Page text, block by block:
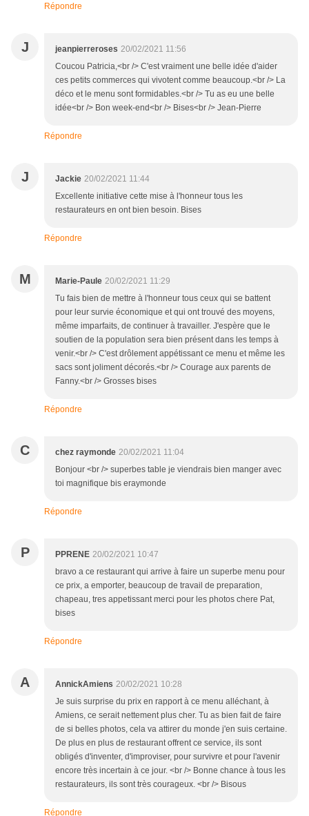
Répondre
J jeanpierreroses 20/02/2021 11:56
Coucou Patricia,<br /> C'est vraiment une belle idée d'aider
ces petits commerces qui vivotent comme beaucoup.<br /> La
déco et le menu sont formidables.<br /> Tu as eu une belle
idée<br /> Bon week-end<br /> Bises<br /> Jean-Pierre
Répondre
J Jackie 20/02/2021 11:44
Excellente initiative cette mise à l'honneur tous les
restaurateurs en ont bien besoin. Bises
Répondre
M Marie-Paule 20/02/2021 11:29
Tu fais bien de mettre à l'honneur tous ceux qui se battent
pour leur survie économique et qui ont trouvé des moyens,
même imparfaits, de continuer à travailler. J'espère que le
soutien de la population sera bien présent dans les temps à
venir.<br /> C'est drôlement appétissant ce menu et même les
sacs sont joliment décorés.<br /> Courage aux parents de
Fanny.<br /> Grosses bises
Répondre
C chez raymonde 20/02/2021 11:04
Bonjour <br /> superbes table je viendrais bien manger avec
toi magnifique bis eraymonde
Répondre
P PPRENE 20/02/2021 10:47
bravo a ce restaurant qui arrive à faire un superbe menu pour
ce prix, a emporter, beaucoup de travail de preparation,
chapeau, tres appetissant merci pour les photos chere Pat,
bises
Répondre
A AnnickAmiens 20/02/2021 10:28
Je suis surprise du prix en rapport à ce menu alléchant, à
Amiens, ce serait nettement plus cher. Tu as bien fait de faire
de si belles photos, cela va attirer du monde j'en suis certaine.
De plus en plus de restaurant offrent ce service, ils sont
obligés d'inventer, d'improviser, pour survivre et pour l'avenir
encore très incertain à ce jour. <br /> Bonne chance à tous les
restaurateurs, ils sont très courageux. <br /> Bisous
Répondre